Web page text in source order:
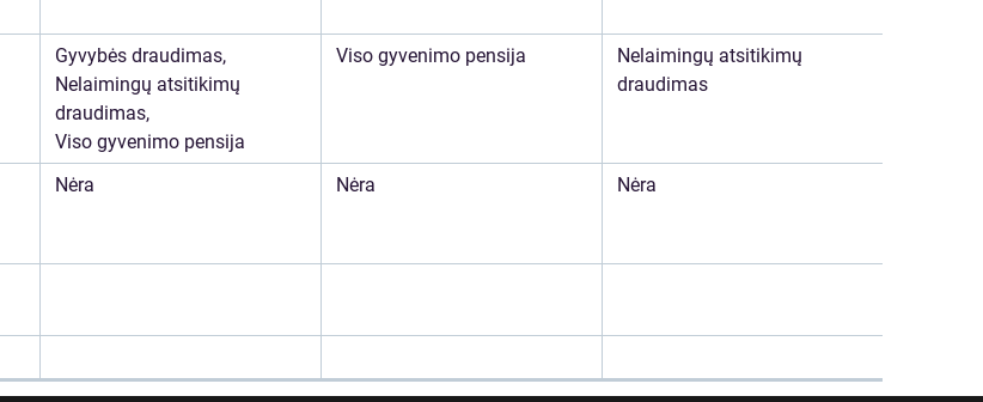
Gyvybės draudimas,
Nelaimingų atsitikimų
draudimas,
Viso gyvenimo pensija
Viso gyvenimo pensija
Nelaimingų atsitikimų
draudimas
Nėra Nėra Nėra